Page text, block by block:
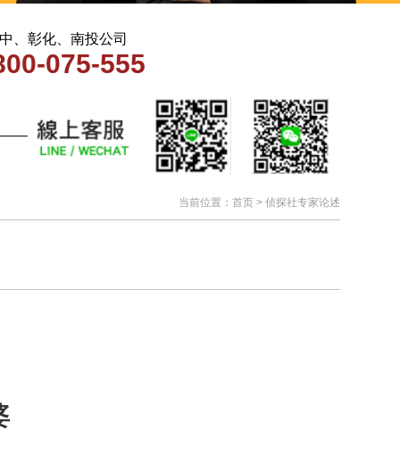
当前位置： 首页> 侦探社专家论述
、彰化、南投公司
075-555